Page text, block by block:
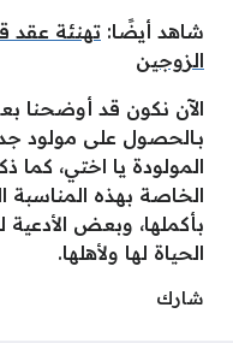
شاهد أيضًا: تهنئة عقد
الزوجين
الآن نكون قد أوضحنا
بـالحصول على مولود
المولودة يا اختي، كما
الخاصة بهذه
بأكملها، وبعض الأدعية
الحياة لها ولأهلها.
شارك